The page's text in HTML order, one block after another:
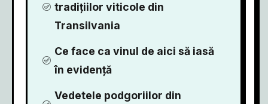
tradițiilor viticole din
Transilvania
Ce face ca vinul de aici să iasă
în evidență
Vedetele podgoriilor din